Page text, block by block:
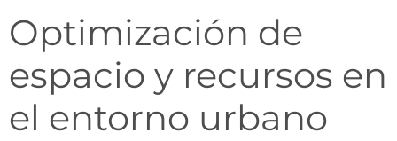
Optimización de
espacio y recursos en
el entorno urbano